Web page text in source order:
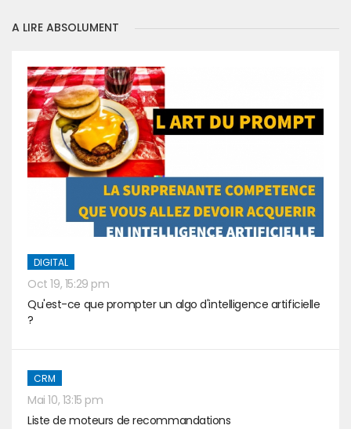
A LIRE ABSOLUMENT
DIGITAL
Oct 19, 15:29 pm
Qu'est-ce que prompter un algo d'intelligence artificielle
?
CRM
Mai 10, 13:15 pm
Liste de moteurs de recommandations